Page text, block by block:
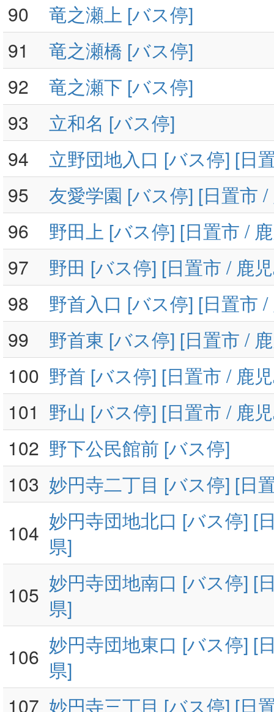
90
竜之瀬上 [バス停]
91
竜之瀬橋 [バス停]
92
竜之瀬下 [バス停]
93
立和名 [バス停]
94
立野団地入口 [バス停] [日
95
友愛学園 [バス停] [日置市
96
野田上 [バス停] [日置市 /
97
野田 [バス停] [日置市 / 鹿
98
野首入口 [バス停] [日置市
99
野首東 [バス停] [日置市 /
100 野首 [バス停] [日置市 / 鹿
101 野山 [バス停] [日置市 / 鹿
102 野下公民館前 [バス停]
103 妙円寺二丁目 [バス停] [日
104 妙円寺団地北口 [バス停] [
県]
105 妙円寺団地南口 [バス停] [
県]
106 妙円寺団地東口 [バス停] [
県]
107 妙円寺三丁目 [バス停] [日